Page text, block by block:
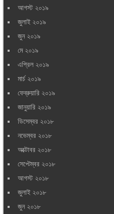
আগস্ট ২০১৯
জুলাই ২০১৯
জুন ২০১৯
মে ২০১৯
এপ্রিল ২০১৯
মার্চ ২০১৯
ফেব্রুয়ারি ২০১৯
জানুয়ারি ২০১৯
ডিসেম্বর ২০১৮
নভেম্বর ২০১৮
অক্টোবর ২০১৮
সেপ্টেম্বর ২০১৮
আগস্ট ২০১৮
জুলাই ২০১৮
জুন ২০১৮